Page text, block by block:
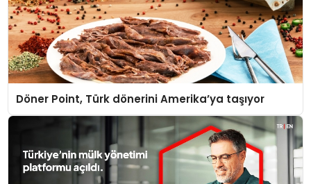
Döner Point, Türk dönerini Amerika’ya taşıyor